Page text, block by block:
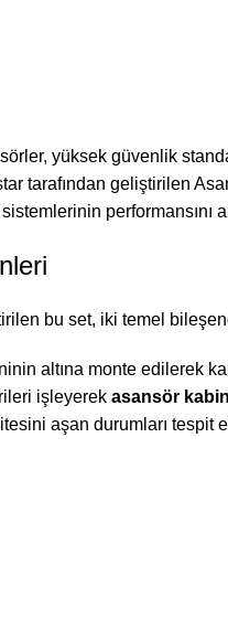
yüksek güvenlik
tarafından geliştirilen
performansını
bu set, iki temel
altına monte edilerek
işleyerek asansör
aşan durumları tespit